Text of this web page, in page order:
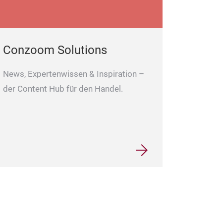
Conzoom Solutions
News, Expertenwissen & Inspiration –
der Content Hub für den Handel.